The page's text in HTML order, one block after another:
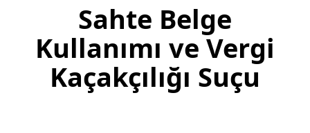
Sahte Belge
Kullanımı ve Vergi
Kaçakçılığı Suçu